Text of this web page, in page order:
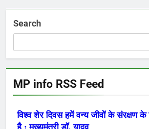
Search
MP info RSS Feed